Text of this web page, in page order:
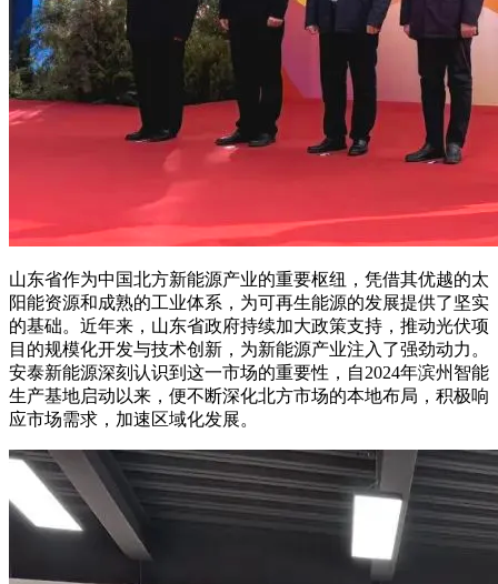
山东省作为中国北方新能源产业的重要枢纽，凭借其优越的太
阳能资源和成熟的工业体系，为可再生能源的发展提供了坚实
的基础。近年来，山东省政府持续加大政策支持，推动光伏项
目的规模化开发与技术创新，为新能源产业注入了强劲动力。
安泰新能源深刻认识到这一市场的重要性，自2024年滨州智能
生产基地启动以来，便不断深化北方市场的本地布局，积极响
应市场需求，加速区域化发展。